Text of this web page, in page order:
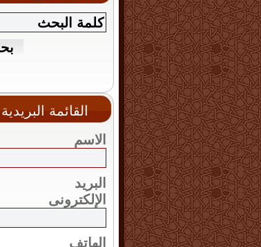
القائمة البريدية
الاسم
البريد
الإلكترونى
الهاتف